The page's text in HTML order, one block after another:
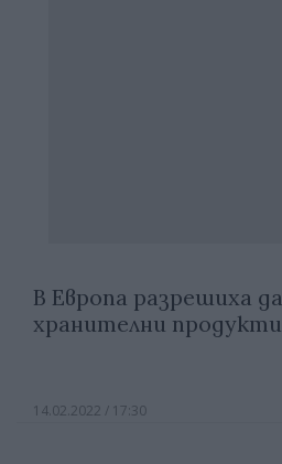
В Европа разрешиха
хранителни
14.02.2022 / 17:30